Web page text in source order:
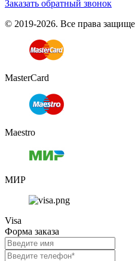
Заказать обратный звонок
© 2019-2026. Все права
MasterCard
Maestro
МИР
Visa
Форма заказа